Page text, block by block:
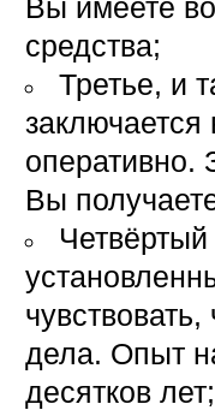
Вы имеете
средства;
Третье, и
оперативно.
Вы
дела. Опыт
десятков лет;